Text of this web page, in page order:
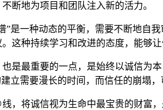
断地为项目和团队注入新的活力。
”是一种动态的平衡，需要不断地自
这种持续学习和改进的态度，能够
是最重要的一点，是始终以诚信为
立需要漫长的时间，而信任的崩塌，
，将诚信视为生命中最宝贵的财富